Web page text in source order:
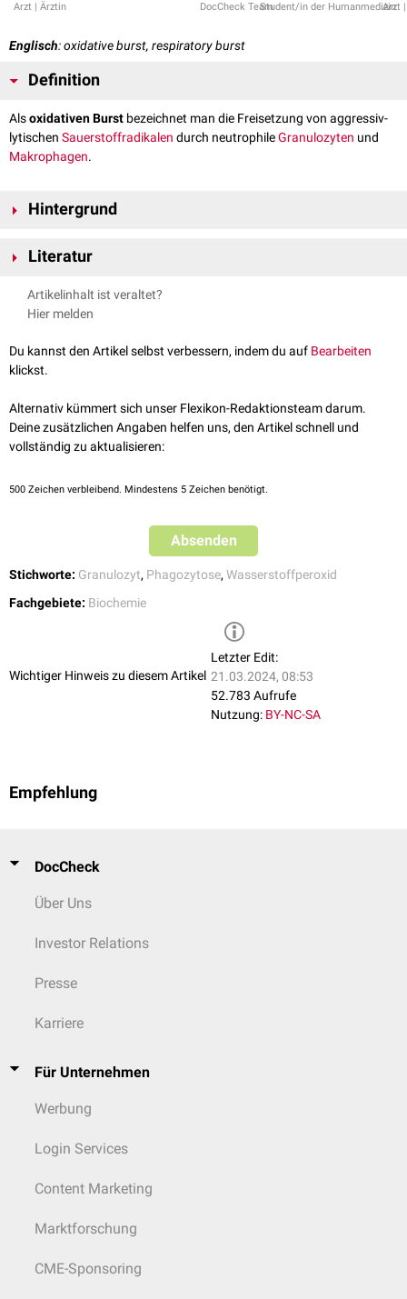
Arzt | Ärztin DocCheck TeamStudent/in der Humanmedizin
Arzt
Englisch: oxidative burst, respiratory burst
Definition
Alsoxidativen Burst bezeichnet man die Freisetzung von aggressiv-
lytischen Sauerstoffradikalen durch neutrophileGranulozyten und
Makrophagen.
Hintergrund
es zur Entstehung von Sauerstoffradikalen und somit zum oxidativen
Beispiele für den oxidativen Burst sind die Freisetzung von
Superoxidanionen
Auflösung und Zerstörung vonErregerbestandteilen, die zuvor die
Phagozytose
Literatur
Huber.
Phagozytose und oxidativer Burst als Biomarker für
Immuntoxizität
Artikelinhalt ist veraltet?
Hier melden
Du kannst den Artikel selbst verbessern, indem du auf Bearbeiten
klickst.
Alternativ kümmert sich unser Flexikon-Redaktionsteam darum.
Deine zusätzlichen Angaben helfen uns, den Artikel schnell und
vollständig zu aktualisieren:
500 Zeichen verbleibend. Mindestens 5 Zeichen benötigt.
Absenden
Stichworte: Granulozyt, Phagozytose, Wasserstoffperoxid
Fachgebiete: Biochemie
Wichtiger Hinweis zu diesem Artikel
Letzter Edit:
21.03.2024, 08:53
52.783 Aufrufe
Nutzung: BY-NC-SA
Empfehlung
DocCheck
Über Uns
Investor Relations
Presse
Karriere
Für Unternehmen
Werbung
Login Services
Content Marketing
Marktforschung
CME-Sponsoring